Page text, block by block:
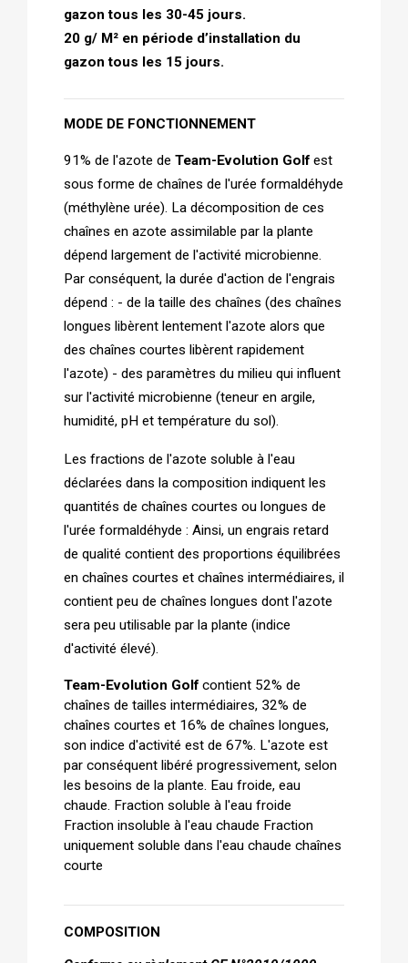
gazon tous les 30-45 jours.
20 g/ M² en période d’installation du
gazon tous les 15 jours.
MODE DE FONCTIONNEMENT
91% de l'azote de Team-Evolution Golf est
sous forme de chaînes de l'urée formaldéhyde
(méthylène urée). La décomposition de ces
chaînes en azote assimilable par la plante
dépend largement de l'activité microbienne.
Par conséquent, la durée d'action de l'engrais
dépend : - de la taille des chaînes (des chaînes
longues libèrent lentement l'azote alors que
des chaînes courtes libèrent rapidement
l'azote) - des paramètres du milieu qui influent
sur l'activité microbienne (teneur en argile,
humidité, pH et température du sol).
Les fractions de l'azote soluble à l'eau
déclarées dans la composition indiquent les
quantités de chaînes courtes ou longues de
l'urée formaldéhyde : Ainsi, un engrais retard
de qualité contient des proportions équilibrées
en chaînes courtes et chaînes intermédiaires, il
contient peu de chaînes longues dont l'azote
sera peu utilisable par la plante (indice
d'activité élevé).
Team-Evolution Golf contient 52% de
chaînes de tailles intermédiaires, 32% de
chaînes courtes et 16% de chaînes longues,
son indice d'activité est de 67%. L'azote est
par conséquent libéré progressivement, selon
les besoins de la plante. Eau froide, eau
chaude. Fraction soluble à l'eau froide
Fraction insoluble à l'eau chaude Fraction
uniquement soluble dans l'eau chaude chaînes
courte
COMPOSITION